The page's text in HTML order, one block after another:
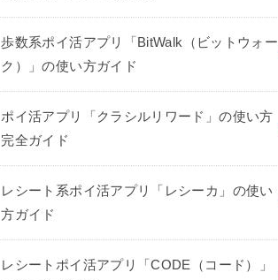
歩数系ポイ活アプリ「BitWalk（ビットウォー
ク）」の使い方ガイド
ポイ活アプリ「クラシルリワード」の使い方
完全ガイド
レシート系ポイ活アプリ「レシーカ」の使い
方ガイド
レシートポイ活アプリ「CODE（コード）」